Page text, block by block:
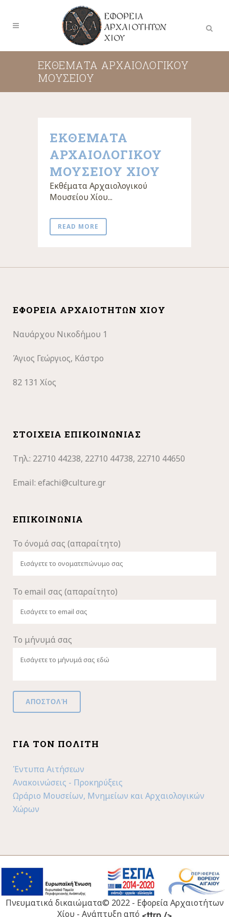
ΕΚΘΈΜΑΤΑ ΑΡΧΑΙΟΛΟΓΙΚΟΎ
ΜΟΥΣΕΊΟΥ
ΕΚΘΕΜΑΤΑ
ΑΡΧΑΙΟΛΟΓΙΚΟΥ
ΜΟΥΣΕΙΟΥ ΧΙΟΥ
Εκθέματα Αρχαιολογικού
Μουσείου Χίου...
READ MORE
ΕΦΟΡΕΊΑ ΑΡΧΑΙΟΤΉΤΩΝ ΧΊΟΥ
Ναυάρχου Νικοδήμου 1
Άγιος Γεώργιος, Κάστρο
82 131 Χίος
ΣΤΟΙΧΕΊΑ ΕΠΙΚΟΙΝΩΝΊΑΣ
Τηλ.: 22710 44238, 22710 44738, 22710 44650
Email: efachi@culture.gr
ΕΠΙΚΟΙΝΩΝΊΑ
Το όνομά σας (απαραίτητο)
Το email σας (απαραίτητο)
Το μήνυμά σας
ΓΙΑ ΤΟΝ ΠΟΛΊΤΗ
Έντυπα Αιτήσεων
Ανακοινώσεις - Προκηρύξεις
Ωράριο Μουσείων, Μνημείων και Αρχαιολογικών
Χώρων
Πνευματικά δικαιώματα© 2022 - Εφορεία Αρχαιοτήτων
Χίου - Ανάπτυξη από